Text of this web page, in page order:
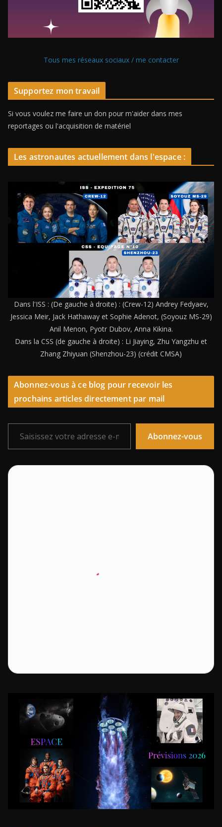
Tous mes réseaux sociaux / me contacter
Supportez mon travail
Si vous voulez me faire un don pour m'aider dans mes
reportages ou l'acquisition de matériel
Les astronautes actuellement dans l'espace :
Dans l'ISS : (De gauche à droite) : (Crew-12) Andrey Fedyaev,
Jessica Meir, Jack Hathaway et Sophie Adenot, (Soyouz MS-29)
Anil Menon, Pyotr Dubov, Anna Kikina.
Dans la CSS (de gauche à droite) : Li Jiaying, Zhu Yangzhu et
Zhang Zhiyuan (Shenzhou-23) (crédit CMSA)
Abonnez-vous à ce blog pour recevoir les
prochains articles directement par mail
Saisissez votre adresse e-mail…
Abonnez-vous